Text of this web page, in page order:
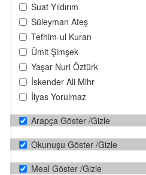
Suat Yıldırım
Süleyman Ateş
Tefhim-ul Kuran
Ümit Şimşek
Yaşar Nuri Öztürk
İskender Ali Mihr
İlyas Yorulmaz
Arapça Göster /Gizle
Okunuşu Göster /Gizle
Meal Göster /Gizle